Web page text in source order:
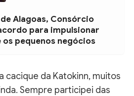
Alagoas, Consórcio
para impulsionar
pequenos negócios
cacique da Katokinn, muitos
Sempre participei das